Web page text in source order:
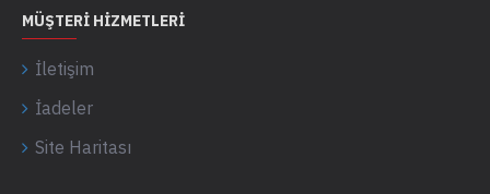
MÜŞTERI HIZMETLERI
İletişim
İadeler
Site Haritası